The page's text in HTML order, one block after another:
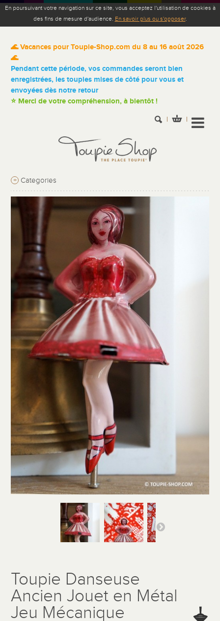
En poursuivant votre navigation sur ce site, vous acceptez l'utilisation de cookies à
des fins de mesure d'audience. En savoir plus ou s'opposer.
🌊 Vacances pour Toupie-Shop.com du 8 au 16 août 2026
🌊
Pendant cette période, vos commandes seront bien
enregistrées, les toupies mises de côté pour vous et
envoyées dès notre retour
⭐ Merci de votre compréhension, à bientôt !
+ Categories
Toupie Danseuse
Ancien Jouet en Métal
Jeu Mécanique